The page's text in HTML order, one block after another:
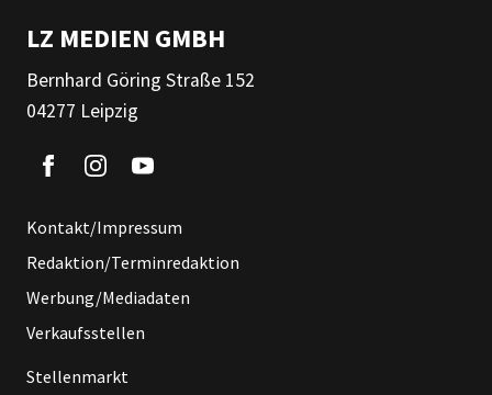
LZ MEDIEN GMBH
Bernhard Göring Straße 152
04277 Leipzig
Kontakt/Impressum
Redaktion/Terminredaktion
Werbung/Mediadaten
Verkaufsstellen
Stellenmarkt